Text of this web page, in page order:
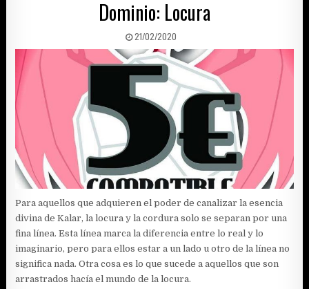
Dominio: Locura
PUBLISHED
DATE:
21/02/2020
Para aquellos que adquieren el poder de canalizar la esencia
divina de Kalar, la locura y la cordura solo se separan por una
fina línea. Esta línea marca la diferencia entre lo real y lo
imaginario, pero para ellos estar a un lado u otro de la línea no
significa nada. Otra cosa es lo que sucede a aquellos que son
arrastrados hacía el mundo de la locura.